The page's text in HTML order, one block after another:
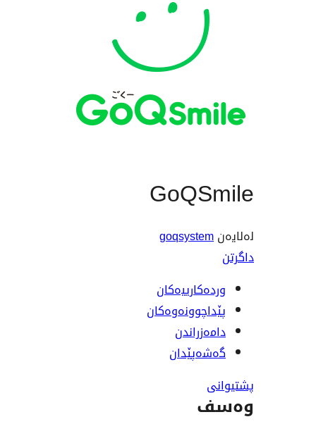
GoQSmile
لەلایەنgoqsystem
داگرتن
وردەکارییەکان
پێداچوونەوەکان
دامەزراندن
گەشەپێدان
پشتیوانی
وەسف